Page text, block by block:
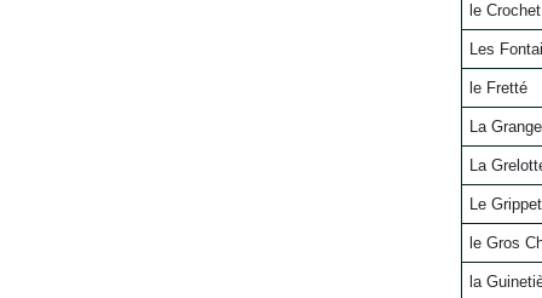
le Crochet
Les
le Fretté
La Grange
La
Le Grippet
le Gros
la